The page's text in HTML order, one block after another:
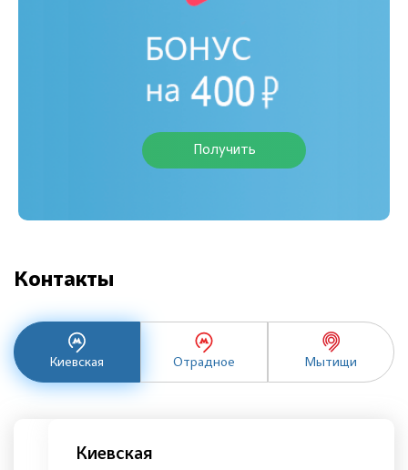
Получить
Контакты
Киевская Отрадное Мытищи
Киевская